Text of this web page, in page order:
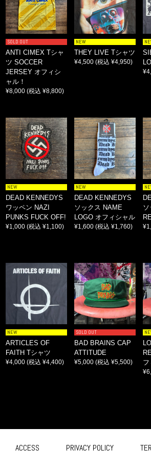
SOLD OUT
ANTI CIMEX Tシャ
ツ SOCCER
JERSEY オフィシ
ャル！
¥8,000 (税込 ¥8,800)
NEW
THEY LIVE Tシャツ
¥4,500 (税込 ¥4,950)
NEW
DEAD KENNEDYS
ワッペン NAZI
PUNKS FUCK OFF!
¥1,000 (税込 ¥1,100)
NEW
DEAD KENNEDYS
ソックス NAME
LOGO オフィシャル
¥1,600 (税込 ¥1,760)
NEW
ARTICLES OF
FAITH Tシャツ
¥4,000 (税込 ¥4,400)
SOLD OUT
BAD BRAINS CAP
ATTITUDE
¥5,000 (税込 ¥5,500)
フ
ACCESS PRIVACY POLICY